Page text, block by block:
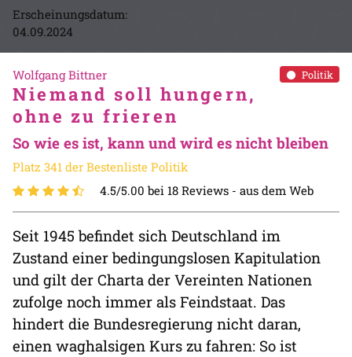
Erscheinungsdatum:
04.09.2024
Politik
Wolfgang Bittner
Niemand soll hungern,
ohne zu frieren
So wie es ist, kann und wird es nicht bleiben
Platz 341 der Bestenliste Politik
4.5/5.00 bei 18 Reviews - aus dem Web
Seit 1945 befindet sich Deutschland im
Zustand einer bedingungslosen Kapitulation
und gilt der Charta der Vereinten Nationen
zufolge noch immer als Feindstaat. Das
hindert die Bundesregierung nicht daran,
einen waghalsigen Kurs zu fahren: So ist